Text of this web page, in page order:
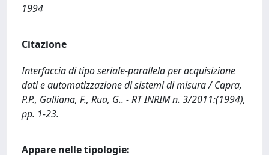
1994
Citazione
Interfaccia di tipo seriale-parallela per acquisizione
dati e automatizzazione di sistemi di misura / Capra,
P.P., Galliana, F., Rua, G.. - RT INRIM n. 3/2011:(1994),
pp. 1-23.
Appare nelle tipologie: